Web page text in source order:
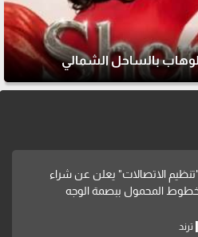
بالساحل الشمالي
"تنظيم الاتصالات" يعلن عن شراء
المحمول ببصمة الوجه
ترند